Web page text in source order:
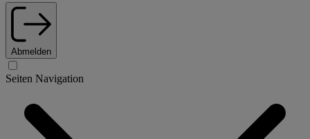
Abmelden
Seiten Navigation